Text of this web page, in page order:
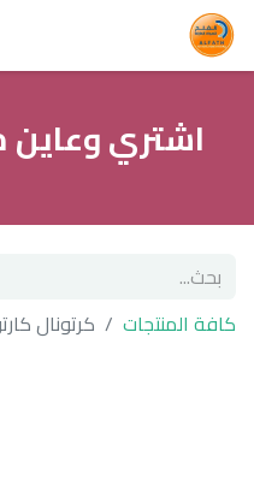
اشتري
كافة المنتجات كرتونال